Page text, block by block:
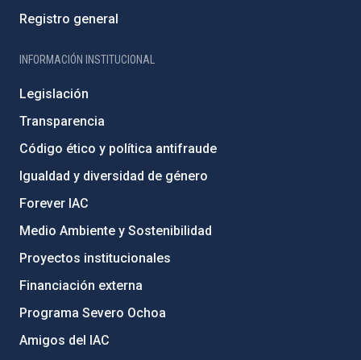
Registro general
INFORMACIÓN INSTITUCIONAL
Legislación
Transparencia
Código ético y política antifraude
Igualdad y diversidad de género
Forever IAC
Medio Ambiente y Sostenibilidad
Proyectos institucionales
Financiación externa
Programa Severo Ochoa
Amigos del IAC